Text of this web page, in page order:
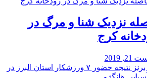
نزدیک شنا و مرگ در
کرج
2019